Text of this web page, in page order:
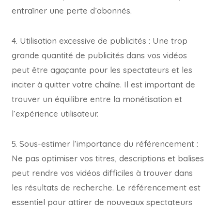
entraîner une perte d’abonnés.
4. Utilisation excessive de publicités : Une trop
grande quantité de publicités dans vos vidéos
peut être agaçante pour les spectateurs et les
inciter à quitter votre chaîne. Il est important de
trouver un équilibre entre la monétisation et
l’expérience utilisateur.
5. Sous-estimer l’importance du référencement :
Ne pas optimiser vos titres, descriptions et balises
peut rendre vos vidéos difficiles à trouver dans
les résultats de recherche. Le référencement est
essentiel pour attirer de nouveaux spectateurs